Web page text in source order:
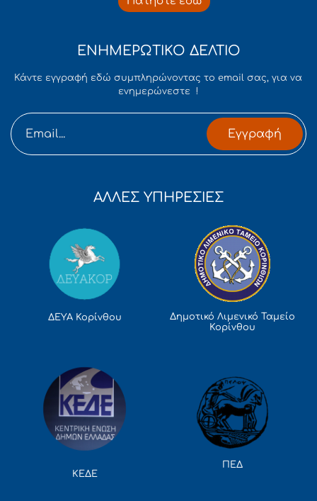
ΕΝΗΜΕΡΩΤΙΚΟ ΔΕΛΤΙΟ
Κάντε εγγραφή εδώ συμπληρώνοντας το email σας, για να
ενημερώνεστε !
Εγγραφή
ΑΛΛΕΣ ΥΠΗΡΕΣΙΕΣ
ΔΕΥΑ Κορίνθου
Δημοτικό Λιμενικό Ταμείο
Κορίνθου
ΚΕΔΕ
ΠΕΔ